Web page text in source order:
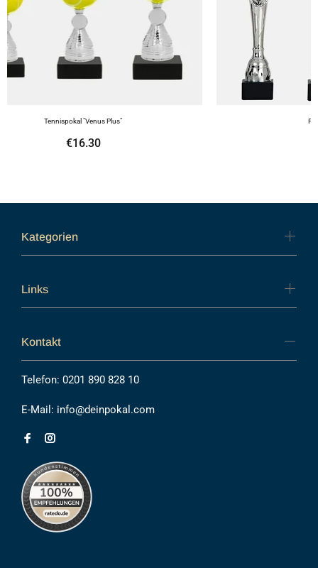
Tennispokal "Venus Plus"
€16.30
Kategorien
Links
Kontakt
Telefon: 0201 890 828 10
E-Mail: info@deinpokal.com